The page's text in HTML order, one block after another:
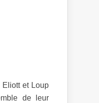
Eliott et Loup
de leur